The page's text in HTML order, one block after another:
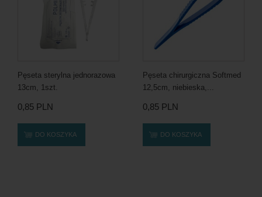
Pęseta sterylna jednorazowa
13cm, 1szt.
0,85 PLN
DO KOSZYKA
Pęseta chirurgiczna Softmed
12,5cm, niebieska,...
0,85 PLN
DO KOSZYKA